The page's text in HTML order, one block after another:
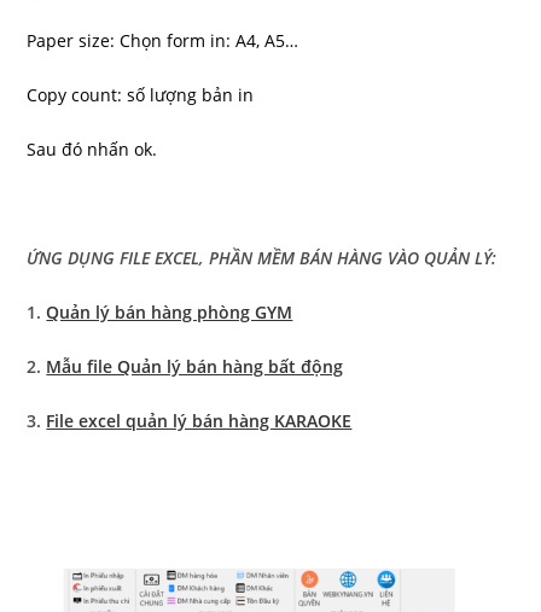
Paper size: Chọn form in: A4, A5…
Copy count: số lượng bản in
Sau đó nhấn ok.
ỨNG DỤNG FILE EXCEL, PHẦN MỀM BÁN HÀNG VÀO QUẢN LÝ:
1. Quản lý bán hàng phòng GYM
2. Mẫu file Quản lý bán hàng bất động
3. File excel quản lý bán hàng KARAOKE